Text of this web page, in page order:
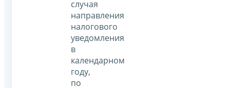
случая
направления
налогового
уведомления
в
календарном
году,
по